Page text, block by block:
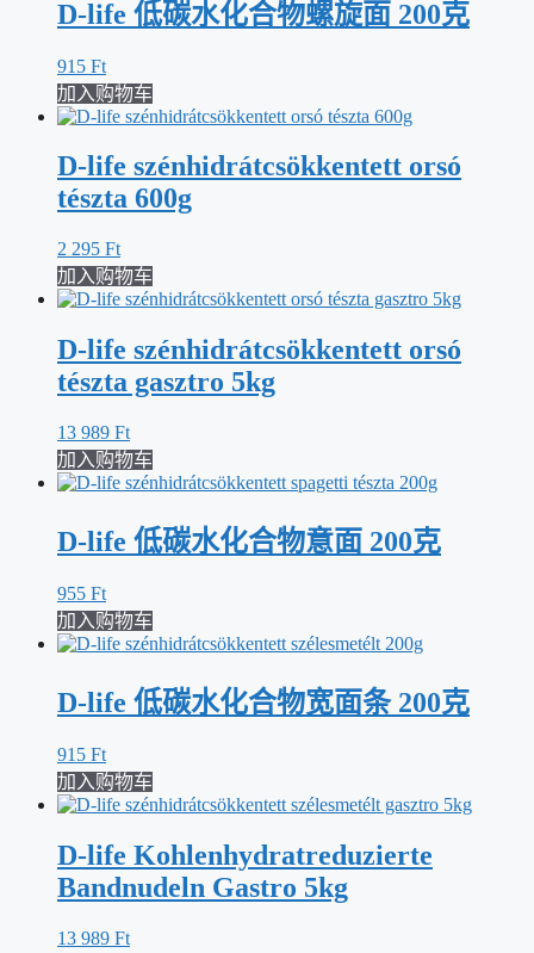
D-life 低碳水化合物螺旋面 200克
915 Ft
加入购物车
D-life szénhidrátcsökkentett orsó
tészta 600g
2 295 Ft
加入购物车
D-life szénhidrátcsökkentett orsó
tészta gasztro 5kg
13 989 Ft
加入购物车
D-life 低碳水化合物意面 200克
955 Ft
加入购物车
D-life 低碳水化合物宽面条 200克
915 Ft
加入购物车
D-life Kohlenhydratreduzierte
Bandnudeln Gastro 5kg
13 989 Ft